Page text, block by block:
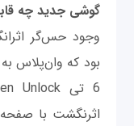
گوشی جدید چه
وجود حس‌گر
بود که وان‌پلاس
اثرنگشت با